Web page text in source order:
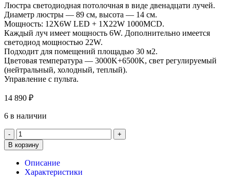
Люстра светодиодная потолочная в виде двенадцати лучей.
Диаметр люстры — 89 см, высота — 14 см.
Мощность: 12X6W LED + 1X22W 1000MCD.
Каждый луч имеет мощность 6W. Дополнительно имеется
светодиод мощностью 22W.
Подходит для помещений площадью 30 м2.
Цветовая температура — 3000K+6500K, свет регулируемый
(нейтральный, холодный, теплый).
Управление с пульта.
14 890 ₽
6 в наличии
В корзину
Описание
Характеристики